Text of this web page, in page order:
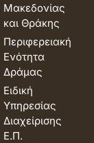
Μακεδονίας
και Θράκης
Περιφερειακή
Ενότητα
Δράμας
Ειδική
Υπηρεσίας
Διαχείρισης
Ε.Π.